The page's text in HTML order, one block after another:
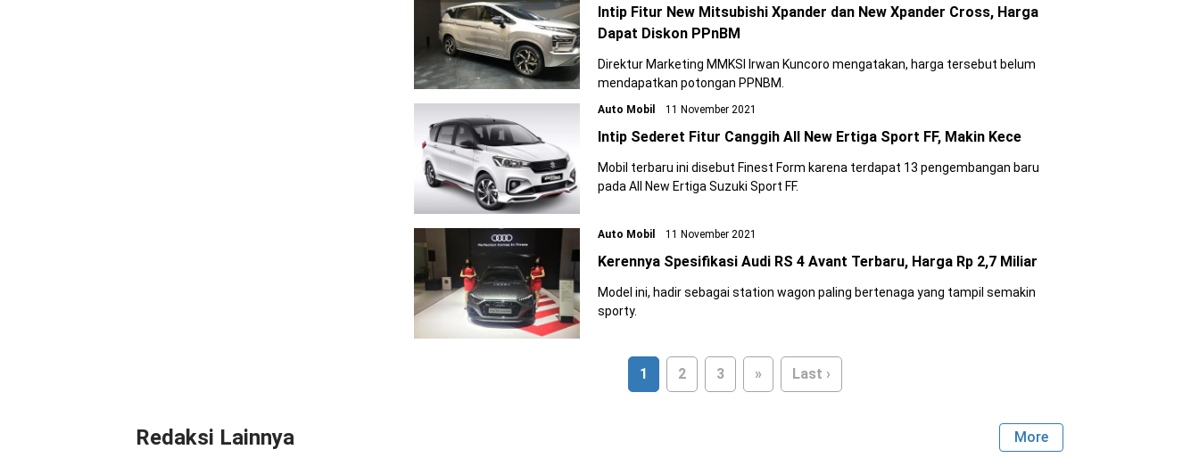
Intip Fitur New Mitsubishi Xpander dan New Xpander Cross, Harga
Dapat Diskon PPnBM
Direktur Marketing MMKSI Irwan Kuncoro mengatakan, harga tersebut belum
mendapatkan potongan PPNBM.
Auto Mobil 11 November 2021
Intip Sederet Fitur Canggih All New Ertiga Sport FF, Makin Kece
Mobil terbaru ini disebut Finest Form karena terdapat 13 pengembangan baru
pada All New Ertiga Suzuki Sport FF.
Auto Mobil 11 November 2021
Kerennya Spesifikasi Audi RS 4 Avant Terbaru, Harga Rp 2,7 Miliar
Model ini, hadir sebagai station wagon paling bertenaga yang tampil semakin
sporty.
1 2 3 » Last ›
Redaksi Lainnya More